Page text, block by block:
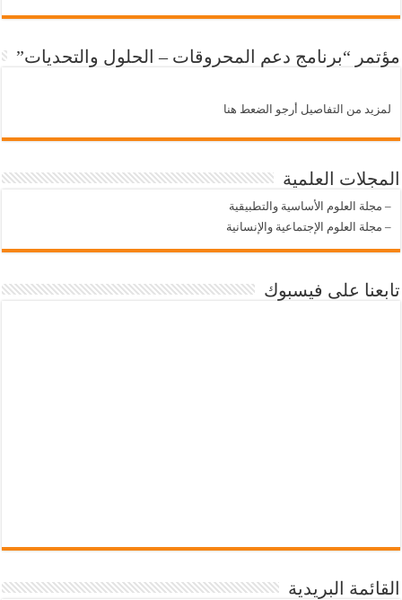
مؤتمر “برنامج دعم المحروقات – الحلول والتحديات”
لمزيد من التفاصيل أرجو الضعط هنا
المجلات العلمية
– مجلة العلوم الأساسية والتطبيقية
– مجلة العلوم الإجتماعية والإنسانية
تابعنا على فيسبوك
القائمة البريدية